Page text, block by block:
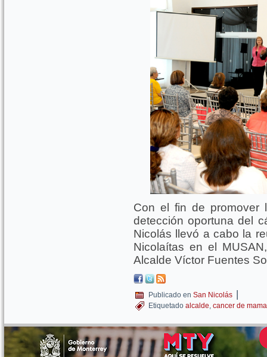
Con el fin de promover
detección oportuna del
Nicolás llevó a cabo la
Nicolaítas en el
Alcalde Víctor Fuentes
Publicado en San Nicolás |
Etiquetado alcalde cancer de mama